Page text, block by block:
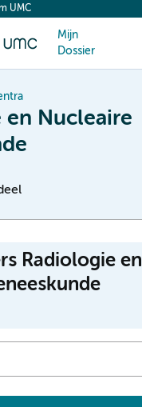
UMC
Mijn
Dossier
en Nucleaire
Radiologie en